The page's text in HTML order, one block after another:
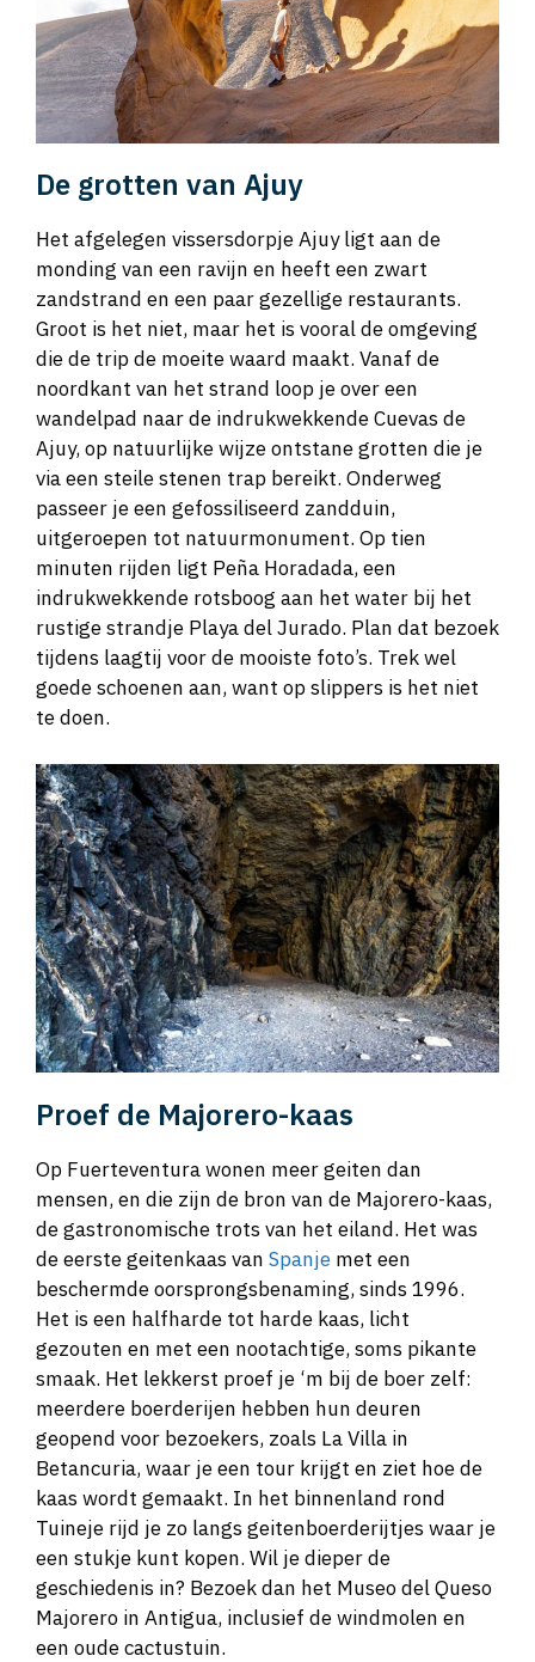
De grotten van Ajuy
Het afgelegen vissersdorpje Ajuy ligt aan de
monding van een ravijn en heeft een zwart
zandstrand en een paar gezellige restaurants.
Groot is het niet, maar het is vooral de omgeving
die de trip de moeite waard maakt. Vanaf de
noordkant van het strand loop je over een
wandelpad naar de indrukwekkende Cuevas de
Ajuy, op natuurlijke wijze ontstane grotten die je
via een steile stenen trap bereikt. Onderweg
passeer je een gefossiliseerd zandduin,
uitgeroepen tot natuurmonument. Op tien
minuten rijden ligt Peña Horadada, een
indrukwekkende rotsboog aan het water bij het
rustige strandje Playa del Jurado. Plan dat bezoek
tijdens laagtij voor de mooiste foto’s. Trek wel
goede schoenen aan, want op slippers is het niet
te doen.
Proef de Majorero-kaas
Op Fuerteventura wonen meer geiten dan
mensen, en die zijn de bron van de Majorero-kaas,
de gastronomische trots van het eiland. Het was
de eerste geitenkaas van Spanje met een
beschermde oorsprongsbenaming, sinds 1996.
Het is een halfharde tot harde kaas, licht
gezouten en met een nootachtige, soms pikante
smaak. Het lekkerst proef je ‘m bij de boer zelf:
meerdere boerderijen hebben hun deuren
geopend voor bezoekers, zoals La Villa in
Betancuria, waar je een tour krijgt en ziet hoe de
kaas wordt gemaakt. In het binnenland rond
Tuineje rijd je zo langs geitenboerderijtjes waar je
een stukje kunt kopen. Wil je dieper de
geschiedenis in? Bezoek dan het Museo del Queso
Majorero in Antigua, inclusief de windmolen en
een oude cactustuin.